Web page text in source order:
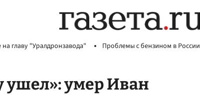
главу "Уралдронзавода" Проблемы с бензином в России
ушел»: умер Иван